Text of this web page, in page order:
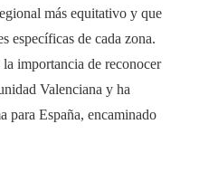
más equitativo y que
específicas de cada zona.
importancia de reconocer
Valenciana y ha
para España, encaminado